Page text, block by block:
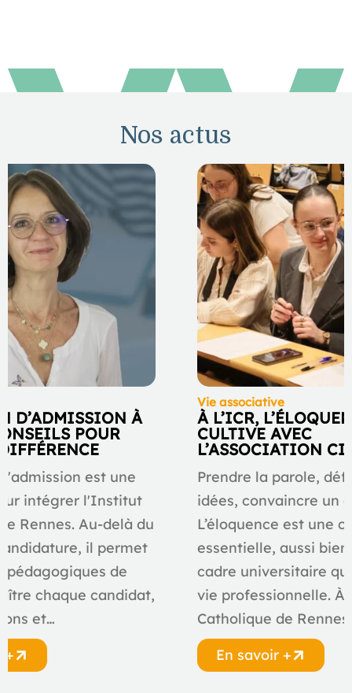
Nos actus
D’ADMISSION À
POUR
est une
intégrer l'Institut
Rennes. Au-delà du
il permet
pédagogiques de
chaque candidat,
et…
+
Vie associative
À L’ICR,
CULTIVE AVEC
L’ASSOCIATION
Prendre la parole,
idées, convaincre un
L’éloquence est une
essentielle, aussi
cadre universitaire
vie professionnelle. À
Catholique de
En savoir +